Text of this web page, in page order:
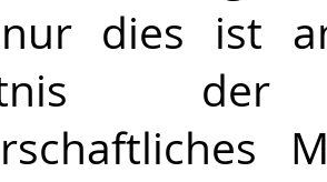
dies ist
der